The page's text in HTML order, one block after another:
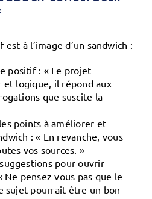
à l’image d’un sandwich :
positif : « Le projet
et logique, il répond aux
que suscite la
points à améliorer et
: « En revanche, vous
vos sources. »
pour ouvrir
Ne pensez vous pas que le
sujet pourrait être un bon